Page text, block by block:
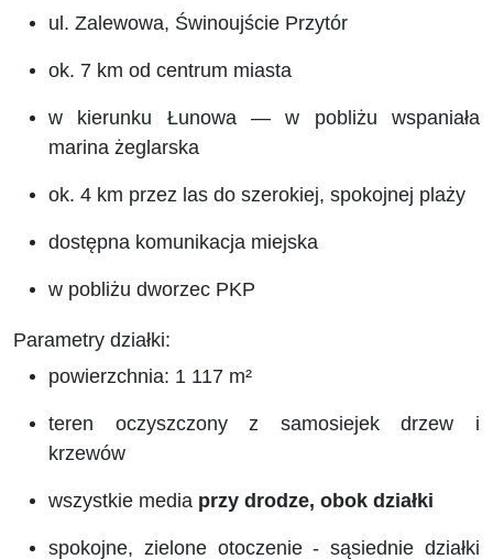
ul. Zalewowa, Świnoujście Przytór
ok. 7 km od centrum miasta
w kierunku Łunowa — w pobliżu wspaniała
marina żeglarska
ok. 4 km przez las do szerokiej, spokojnej plaży
dostępna komunikacja miejska
w pobliżu dworzec PKP
Parametry działki:
powierzchnia: 1 117 m²
teren oczyszczony z samosiejek drzew i
krzewów
wszystkie media przy drodze, obok działki
spokojne, zielone otoczenie -sąsiednie działki